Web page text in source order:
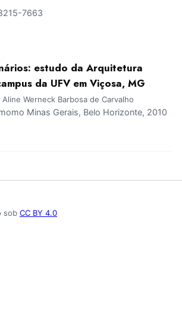
7663
estudo da Arquitetura
da UFV em Viçosa, MG
Werneck Barbosa de Carvalho
Minas Gerais, Belo Horizonte, 2010
sob CC BY 4.0